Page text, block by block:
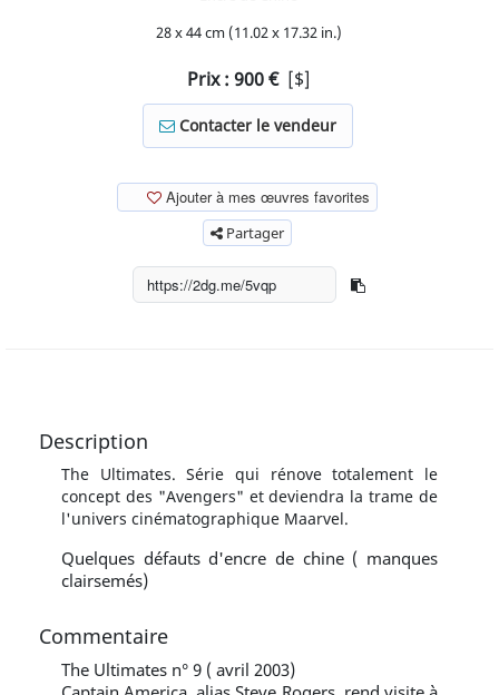
28 x 44 cm (11.02 x 17.32 in.)
Prix : 900 [$]
Contacter le vendeur
Ajouter à mes œuvres favorites
Partager
Description
The Ultimates. Série qui rénove totalement le
concept des "Avengers" et deviendra la trame de
l'univers cinématographique Maarvel.
Quelques défauts d'encre de chine ( manques
clairsemés)
Commentaire
The Ultimates n° 9 ( avril 2003)